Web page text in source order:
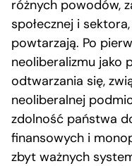
różnych powodów,
społecznej i
powtarzają. Po
neoliberalizmu jako
odtwarzania się,
neoliberalnej
zdolność państwa
finansowych i
zbyt ważnych